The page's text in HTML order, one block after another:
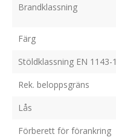
Brandklassning
Färg
Stöldklassning EN 1143-1
Rek. beloppsgräns
Lås
Förberett för förankring